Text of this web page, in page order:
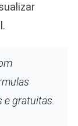
e gratuitas.